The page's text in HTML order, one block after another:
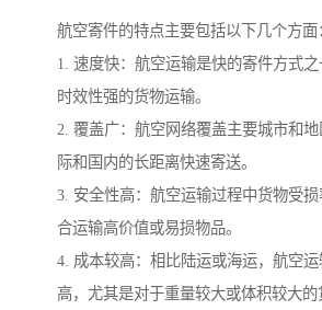
航空寄件的特点主要包括以下几个方面
1. 速度快：航空运输是快的寄件方式
时效性强的货物运输。
2. 覆盖广：航空网络覆盖主要城市和
际和国内的长距离快速寄送。
3. 安全性高：航空运输过程中货物受
合运输高价值或易损物品。
4. 成本较高：相比陆运或海运，航空
高，尤其是对于重量较大或体积较大的